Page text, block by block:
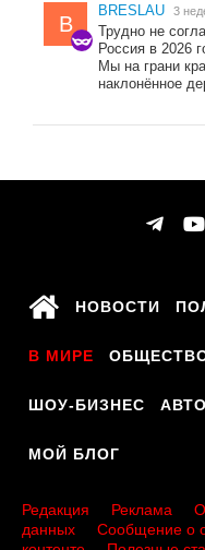
B
BRESLAU 3
Трудно не
Россия в 2026
Мы на грани
наклонённое
НОВОСТИ
В МИРЕ
ШОУ-БИЗНЕС
МОЙ БЛОГ
Редакция Реклама
данных
Сообщение о